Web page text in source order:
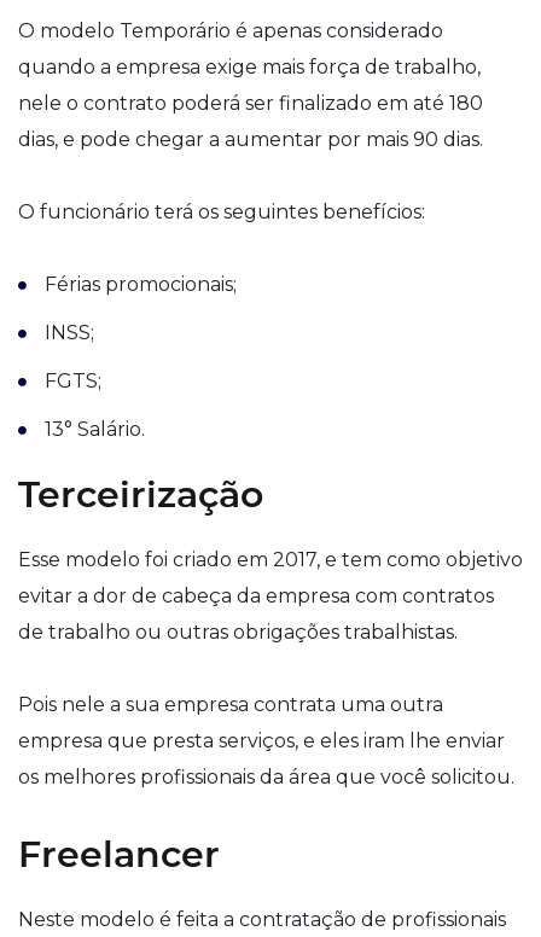
O modelo Temporário é apenas considerado
quando a empresa exige mais força de trabalho,
nele o contrato poderá ser finalizado em até 180
dias, e pode chegar a aumentar por mais 90 dias.
O funcionário terá os seguintes benefícios:
Férias promocionais;
INSS;
FGTS;
13° Salário.
Terceirização
Esse modelo foi criado em 2017, e tem como objetivo
evitar a dor de cabeça da empresa com contratos
de trabalho ou outras obrigações trabalhistas.
Pois nele a sua empresa contrata uma outra
empresa que presta serviços, e eles iram lhe enviar
os melhores profissionais da área que você solicitou.
Freelancer
Neste modelo é feita a contratação de profissionais